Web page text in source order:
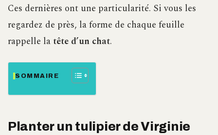
Ces dernières ont une particularité. Si vous les
regardez de près, la forme de chaque feuille
rappelle la tête d’un chat.
SOMMAIRE
Planter un tulipier de Virginie